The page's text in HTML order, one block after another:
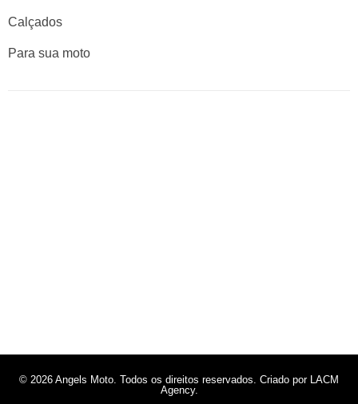
Calçados
Para sua moto
© 2026 Angels Moto. Todos os direitos reservados. Criado por LACM
Agency.